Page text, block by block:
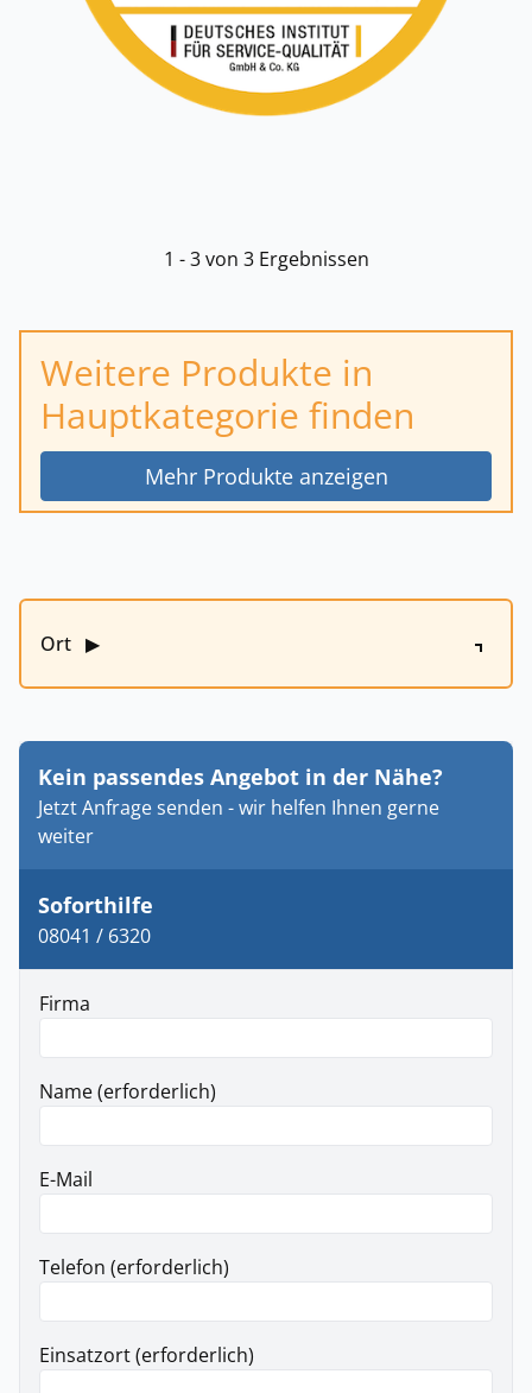
1 - 3 von 3 Ergebnissen
Weitere Produkte in
Hauptkategorie finden
Mehr Produkte anzeigen
Ort ▶
Kein passendes Angebot in der Nähe?
Jetzt Anfrage senden - wir helfen Ihnen gerne
weiter
Soforthilfe
08041 / 6320
Firma
Name (erforderlich)
E-Mail
Telefon (erforderlich)
Einsatzort (erforderlich)